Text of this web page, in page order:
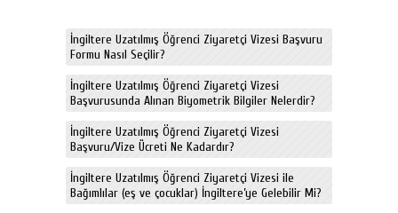
İngiltere Uzatılmış Öğrenci Ziyaretçi Vizesi Başvuru
Formu Nasıl Seçilir?
İngiltere Uzatılmış Öğrenci Ziyaretçi Vizesi
Başvurusunda Alınan Biyometrik Bilgiler Nelerdir?
İngiltere Uzatılmış Öğrenci Ziyaretçi Vizesi
Başvuru/Vize Ücreti Ne Kadardır?
İngiltere Uzatılmış Öğrenci Ziyaretçi Vizesi ile
Bağımlılar (eş ve çocuklar) İngiltere’ye Gelebilir Mi?